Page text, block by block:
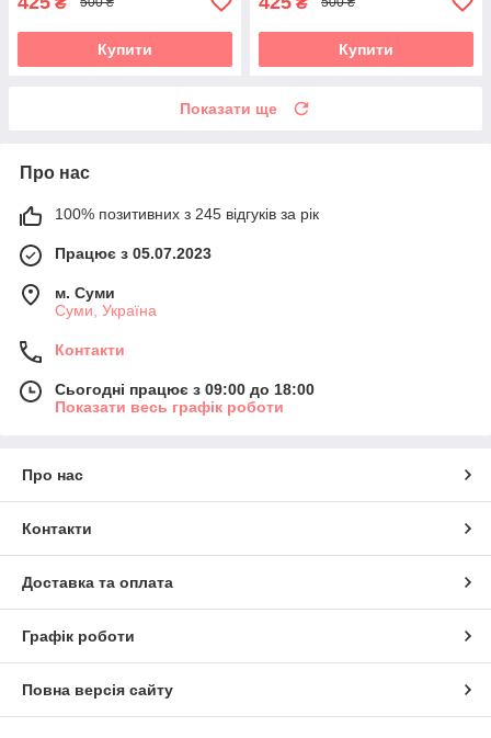
Купити Купити
Показати ще
Про нас
100% позитивних з 245 відгуків за рік
Працює з 05.07.2023
м. Суми
Суми, Україна
Контакти
Сьогодні працює з 09:00 до 18:00
Показати весь графік роботи
Про нас
Контакти
Доставка та оплата
Графік роботи
Повна версія сайту